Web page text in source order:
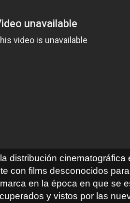
distribución cinematográfica
con films desconocidos
en la época en que se
y vistos por las